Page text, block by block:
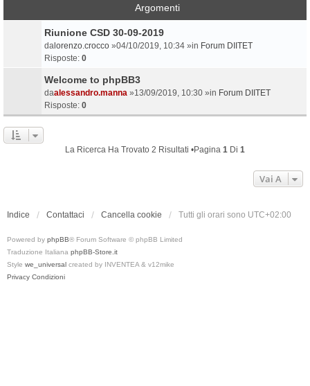
Argomenti
Riunione CSD 30-09-2019
da lorenzo.crocco »04/10/2019, 10:34 »in Forum DIITET
Risposte: 0
Welcome to phpBB3
daalessandro.manna »13/09/2019, 10:30 »in Forum DIITET
Risposte: 0
La Ricerca Ha Trovato 2 Risultati •Pagina 1 Di 1
Vai A
Indice Contattaci Cancella cookie Tutti gli orari sono UTC+02:00
Powered by phpBB® Forum Software © phpBB Limited
Traduzione Italiana phpBB-Store.it
Style we_universal created by INVENTEA & v12mike
Privacy Condizioni